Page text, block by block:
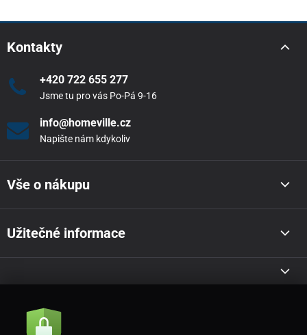
Kontakty
+420 722 655 277
Jsme tu pro vás Po-Pá 9-16
info@homeville.cz
Napište nám kdykoliv
Vše o nákupu
Užitečné informace
Akce a novinky e-mailem